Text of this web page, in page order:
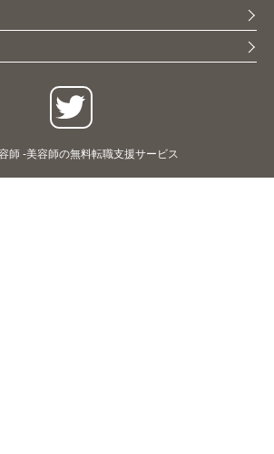
師 -美容師の無料転職支援サービス